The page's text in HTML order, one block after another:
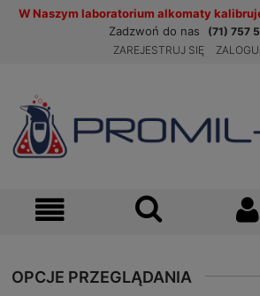
W Naszym laboratorium alkomaty
Zadzwoń do nas
(71) 757
ZAREJESTRUJ SIĘ
OPCJE PRZEGLĄDANIA